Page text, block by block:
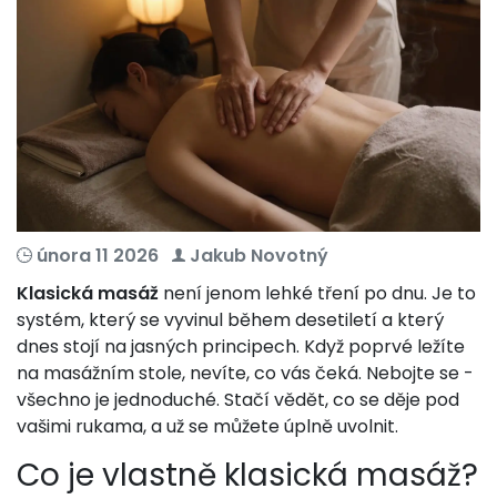
února 11 2026
Jakub Novotný
Klasická masáž není jenom lehké tření po dnu. Je to
systém, který se vyvinul během desetiletí a který
dnes stojí na jasných principech. Když poprvé ležíte
na masážním stole, nevíte, co vás čeká. Nebojte se -
všechno je jednoduché. Stačí vědět, co se děje pod
vašimi rukama, a už se můžete úplně uvolnit.
Co je vlastně klasická masáž?